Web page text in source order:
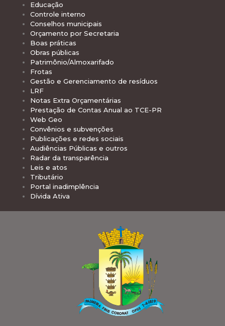
Educação
Controle interno
Conselhos municipais
Orçamento por Secretaria
Boas práticas
Obras públicas
Patrimônio/Almoxarifado
Frotas
Gestão e Gerenciamento de resíduos
LRF
Notas Extra Orçamentárias
Prestação de Contas Anual ao TCE-PR
Web Geo
Convênios e subvenções
Publicações e redes sociais
Audiências Públicas e outros
Radar da transparência
Leis e atos
Tributário
Portal inadimplência
Dívida Ativa